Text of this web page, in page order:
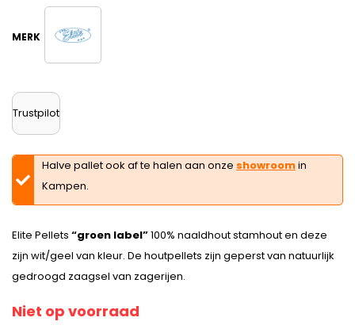
Trustpilot
Halve pallet ook af te halen aan onze showroomin
Kampen.
Elite Pellets “groen label”100% naaldhout stamhout en deze
zijn wit/geel van kleur. De houtpellets zijn geperst van natuurlijk
gedroogd zaagsel van zagerijen.
Niet op voorraad